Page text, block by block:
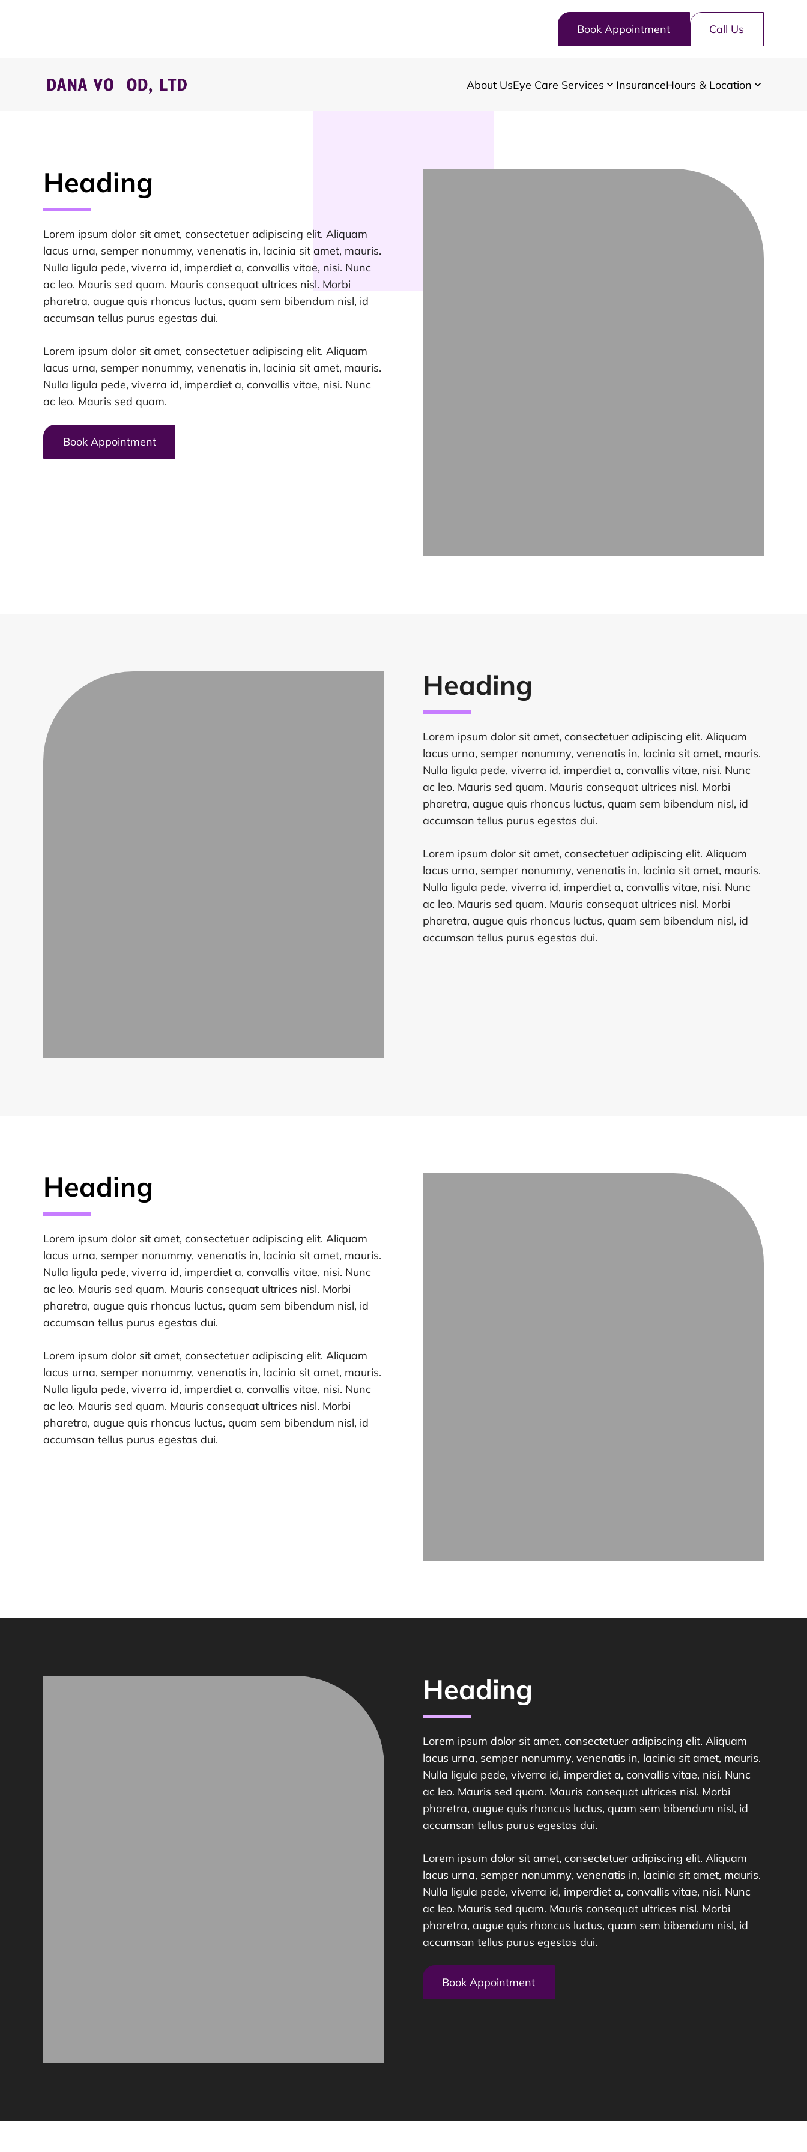
Book Appointment Call Us
About UsEye Care Services InsuranceHours & Location
Heading
Lorem ipsum dolor sit amet, consectetuer adipiscing elit. Aliquam
lacus urna, semper nonummy, venenatis in, lacinia sit amet, mauris.
Nulla ligula pede, viverra id, imperdiet a, convallis vitae, nisi. Nunc
ac leo. Mauris sed quam. Mauris consequat ultrices nisl. Morbi
pharetra, augue quis rhoncus luctus, quam sem bibendum nisl, id
accumsan tellus purus egestas dui.
Lorem ipsum dolor sit amet, consectetuer adipiscing elit. Aliquam
lacus urna, semper nonummy, venenatis in, lacinia sit amet, mauris.
Nulla ligula pede, viverra id, imperdiet a, convallis vitae, nisi. Nunc
ac leo. Mauris sed quam.
Book Appointment
Heading
Lorem ipsum dolor sit amet, consectetuer adipiscing elit. Aliquam
lacus urna, semper nonummy, venenatis in, lacinia sit amet, mauris.
Nulla ligula pede, viverra id, imperdiet a, convallis vitae, nisi. Nunc
ac leo. Mauris sed quam. Mauris consequat ultrices nisl. Morbi
pharetra, augue quis rhoncus luctus, quam sem bibendum nisl, id
accumsan tellus purus egestas dui.
Lorem ipsum dolor sit amet, consectetuer adipiscing elit. Aliquam
lacus urna, semper nonummy, venenatis in, lacinia sit amet, mauris.
Nulla ligula pede, viverra id, imperdiet a, convallis vitae, nisi. Nunc
ac leo. Mauris sed quam. Mauris consequat ultrices nisl. Morbi
pharetra, augue quis rhoncus luctus, quam sem bibendum nisl, id
accumsan tellus purus egestas dui.
Heading
Lorem ipsum dolor sit amet, consectetuer adipiscing elit. Aliquam
lacus urna, semper nonummy, venenatis in, lacinia sit amet, mauris.
Nulla ligula pede, viverra id, imperdiet a, convallis vitae, nisi. Nunc
ac leo. Mauris sed quam. Mauris consequat ultrices nisl. Morbi
pharetra, augue quis rhoncus luctus, quam sem bibendum nisl, id
accumsan tellus purus egestas dui.
Lorem ipsum dolor sit amet, consectetuer adipiscing elit. Aliquam
lacus urna, semper nonummy, venenatis in, lacinia sit amet, mauris.
Nulla ligula pede, viverra id, imperdiet a, convallis vitae, nisi. Nunc
ac leo. Mauris sed quam. Mauris consequat ultrices nisl. Morbi
pharetra, augue quis rhoncus luctus, quam sem bibendum nisl, id
accumsan tellus purus egestas dui.
Heading
Lorem ipsum dolor sit amet, consectetuer adipiscing elit. Aliquam
lacus urna, semper nonummy, venenatis in, lacinia sit amet, mauris.
Nulla ligula pede, viverra id, imperdiet a, convallis vitae, nisi. Nunc
ac leo. Mauris sed quam. Mauris consequat ultrices nisl. Morbi
pharetra, augue quis rhoncus luctus, quam sem bibendum nisl, id
accumsan tellus purus egestas dui.
Lorem ipsum dolor sit amet, consectetuer adipiscing elit. Aliquam
lacus urna, semper nonummy, venenatis in, lacinia sit amet, mauris.
Nulla ligula pede, viverra id, imperdiet a, convallis vitae, nisi. Nunc
ac leo. Mauris sed quam. Mauris consequat ultrices nisl. Morbi
pharetra, augue quis rhoncus luctus, quam sem bibendum nisl, id
accumsan tellus purus egestas dui.
Book Appointment